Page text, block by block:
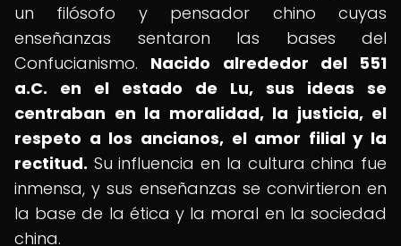
un filósofo y pensador chino cuyas
enseñanzas sentaron las bases del
Confucianismo. Nacido alrededor del 551
a.C. en el estado de Lu, sus ideas se
centraban en la moralidad, la justicia, el
respeto a los ancianos, el amor filial y la
rectitud. Su influencia en la cultura china fue
inmensa, y sus enseñanzas se convirtieron en
la base de la ética y la moral en la sociedad
china.